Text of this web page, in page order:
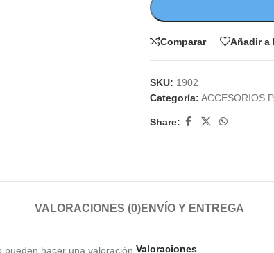
Comparar Añadir a
SKU: 1902
Categoría: ACCESORIOS
Share:
VALORACIONES (0)ENVÍO Y ENTREGA
Valoraciones
hacer una valoración.